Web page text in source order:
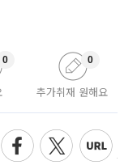
0
추가취재 원해요
0